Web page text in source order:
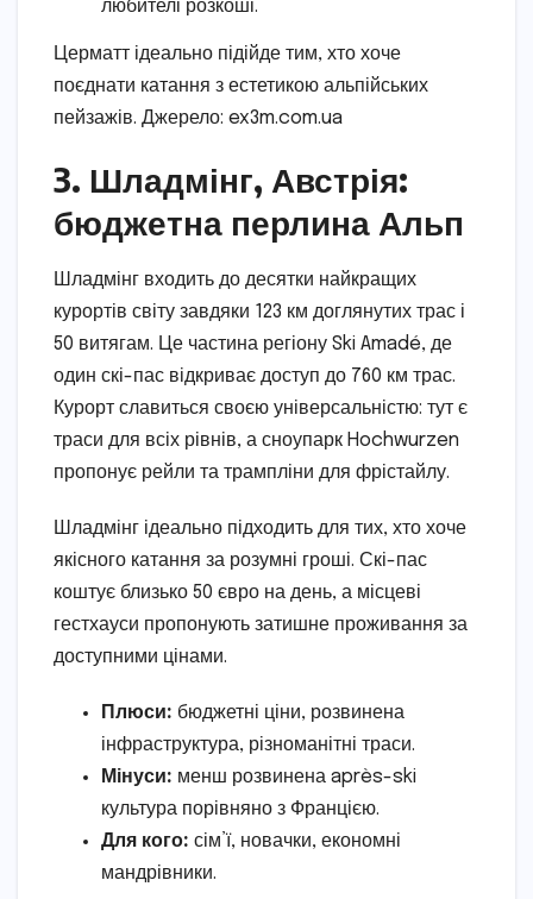
любителі розкоші.
Церматт ідеально підійде тим, хто хоче
поєднати катання з естетикою альпійських
пейзажів. Джерело: ex3m.com.ua
3. Шладмінг, Австрія:
бюджетна перлина Альп
Шладмінг входить до десятки найкращих
курортів світу завдяки 123 км доглянутих трас і
50 витягам. Це частина регіону Ski Amadé, де
один скі-пас відкриває доступ до 760 км трас.
Курорт славиться своєю універсальністю: тут є
траси для всіх рівнів, а сноупарк Hochwurzen
пропонує рейли та трампліни для фрістайлу.
Шладмінг ідеально підходить для тих, хто хоче
якісного катання за розумні гроші. Скі-пас
коштує близько 50 євро на день, а місцеві
гестхауси пропонують затишне проживання за
доступними цінами.
Плюси: бюджетні ціни, розвинена
інфраструктура, різноманітні траси.
Мінуси: менш розвинена après-ski
культура порівняно з Францією.
Для кого: сім’ї, новачки, економні
мандрівники.